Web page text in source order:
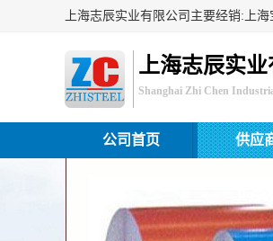
上海志辰实业
Shanghai Zhi Chen
公司首页 供应